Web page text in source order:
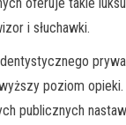
i słuchawki.
poziom opieki.
publicznych